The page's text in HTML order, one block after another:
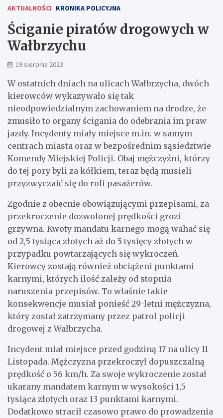
AKTUALNOŚCI KRONIKA POLICYJNA
Ściganie piratów drogowych w
Wałbrzychu
19 sierpnia 2023
W ostatnich dniach na ulicach Wałbrzycha, dwóch
kierowców wykazywało się tak
nieodpowiedzialnym zachowaniem na drodze, że
zmusiło to organy ścigania do odebrania im praw
jazdy. Incydenty miały miejsce m.in. w samym
centrach miasta oraz w bezpośrednim sąsiedztwie
Komendy Miejskiej Policji. Obaj mężczyźni, którzy
do tej pory byli za kółkiem, teraz będą musieli
przyzwyczaić się do roli pasażerów.
Zgodnie z obecnie obowiązującymi przepisami, za
przekroczenie dozwolonej prędkości grozi
grzywna. Kwoty mandatu karnego mogą wahać się
od 2,5 tysiąca złotych aż do 5 tysięcy złotych w
przypadku powtarzających się wykroczeń.
Kierowcy zostają również obciążeni punktami
karnymi, których ilość zależy od stopnia
naruszenia przepisów. To właśnie takie
konsekwencje musiał ponieść 29-letni mężczyzna,
który został zatrzymany przez patrol policji
drogowej z Wałbrzycha.
Incydent miał miejsce przed godziną 17 na ulicy 11
Listopada. Mężczyzna przekroczył dopuszczalną
prędkość o 56 km/h. Za swoje wykroczenie został
ukarany mandatem karnym w wysokości 1,5
tysiąca złotych oraz 13 punktami karnymi.
Dodatkowo stracił czasowo prawo do prowadzenia